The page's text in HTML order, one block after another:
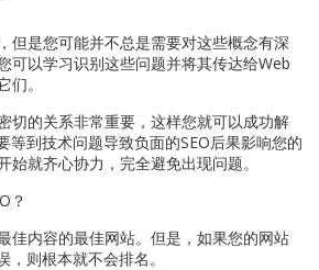
但是您可能并不总是需要对这些概念有深
可以学习识别这些问题并将其传达给Web
。
切的关系非常重要，这样您就可以成功解
等到技术问题导致负面的SEO后果影响您的
始就齐心协力，完全避免出现问题。
？
佳内容的最佳网站。但是，如果您的网站
，则根本就不会排名。